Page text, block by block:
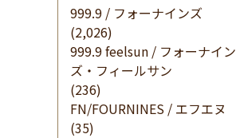
999.9 / フォーナインズ
(2,026)
999.9 feelsun / フォーナイン
ズ・フィールサン
(236)
FN/FOURNINES / エフエヌ
(35)